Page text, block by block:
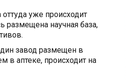
уже происходит
размещена научная база,
завод размещен в
в аптеке, происходит на